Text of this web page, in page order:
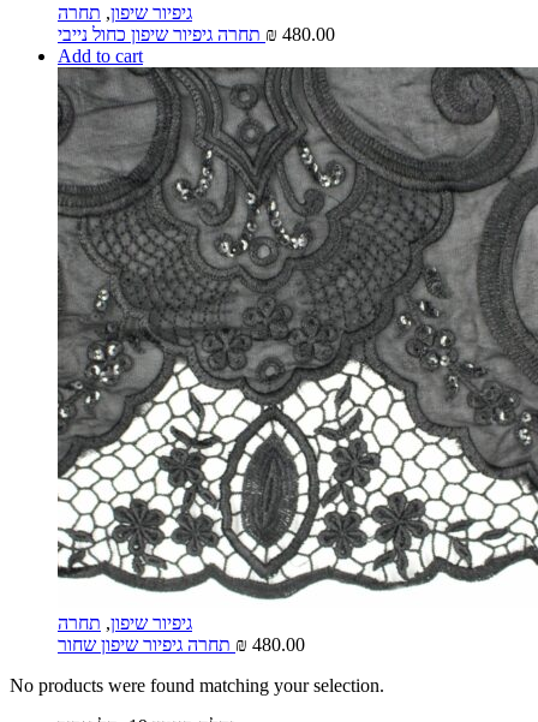
גיפיור שיפון, תחרה
₪ 480.00
Add to cart
גיפיור שיפון, תחרה
₪ 480.00
No products were found matching your selection.